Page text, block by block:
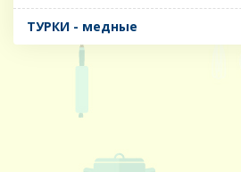
ТУРКИ - медные